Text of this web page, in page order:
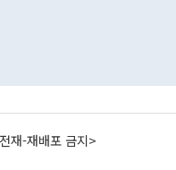
재-재배포 금지>